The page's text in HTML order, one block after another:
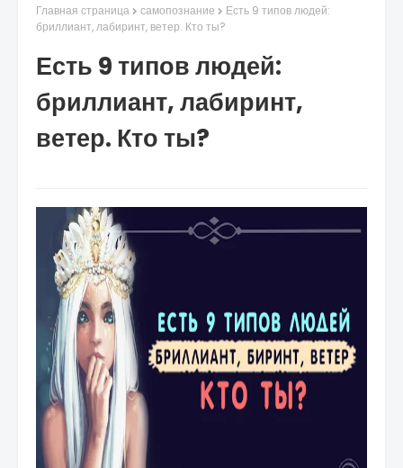
Главная страница самопознание
Есть 9 типов людей:
бриллиант, лабиринт, ветер. Кто ты?
Есть 9 типов людей:
бриллиант, лабиринт,
ветер. Кто ты?